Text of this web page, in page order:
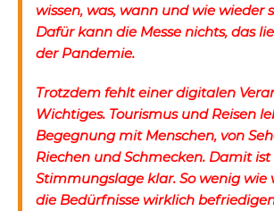
wissen, was, wann und wie wieder
Dafür kann die Messe nichts, das
der Pandemie.
Trotzdem fehlt einer digitalen
Wichtiges. Tourismus und Reisen
Begegnung mit Menschen, von
Riechen und Schmecken. Damit ist
Stimmungslage klar. So wenig wie
die Bedürfnisse wirklich